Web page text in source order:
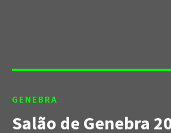
GENEBRA
Salão de Genebra